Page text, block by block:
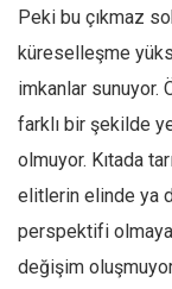
Avrupa
Asya
Afrika
İslam
Tarih
Peki bu çıkmaz
küreselleşme
imkanlar sunuyor.
farklı bir şekilde
olmuyor. Kıtada
elitlerin elinde ya
perspektifi
değişim